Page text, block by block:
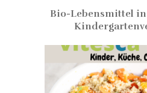
Bio-Lebensmittel